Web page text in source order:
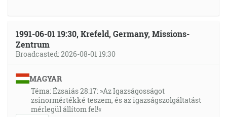
1991-06-01 19:30, Krefeld, Germany, Missions-
Zentrum
Broadcasted: 2026-08-01 19:30
MAGYAR
Téma: Ézsaiás 28:17: »Az Igazságosságot
zsinormértékké teszem, és az igazságszolgáltatást
mérlegül állítom fel!«